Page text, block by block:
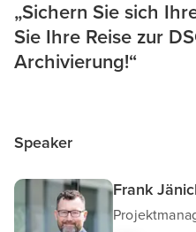
„Sichern Sie sich
Sie Ihre Reise zur
Archivierung!“
Speaker
Frank